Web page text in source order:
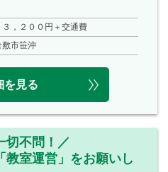
３，２００円＋交通費
敷市笹沖
を見る
切不問！／
教室運営」をお願いし